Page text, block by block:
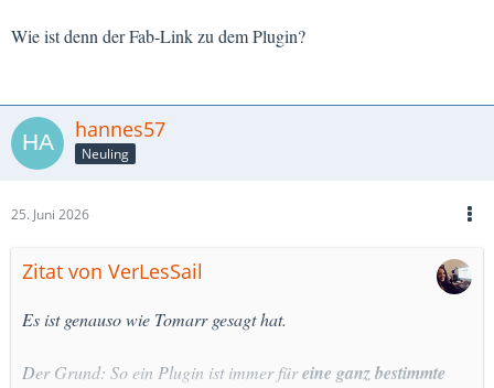
Wie ist denn der Fab-Link zu dem Plugin?
hannes57
Neuling
25. Juni 2026
Zitat von VerLesSail
Es ist genauso wie Tomarr gesagt hat.
Der Grund: So ein Plugin ist immer füreine ganz bestimmte